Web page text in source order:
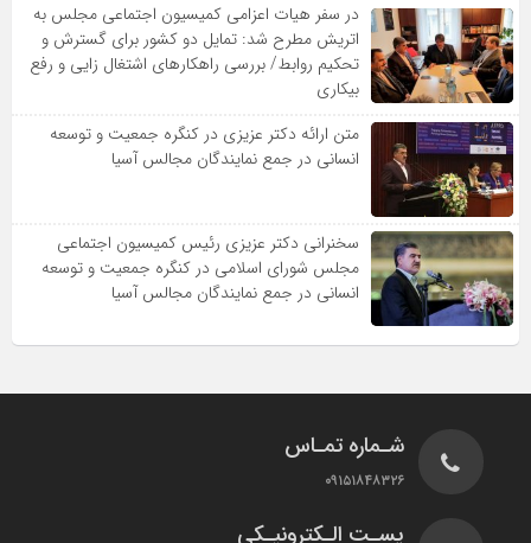
در سفر هیات اعزامی کمیسیون اجتماعی مجلس به
اتریش مطرح شد: تمایل دو کشور برای گسترش و
تحکیم روابط/ بررسی راهکارهای اشتغال زایی و رفع
بیکاری
متن ارائه دکتر عزیزى در کنگره جمعیت و توسعه
انسانى در جمع نمایندگان مجالس آسیا
سخنرانى دکتر عزیزى رئیس کمیسیون اجتماعى
مجلس شوراى اسلامى در کنگره جمعیت و توسعه
انسانى در جمع نمایندگان مجالس آسیا
شـماره تمـاس
۰۹۱۵۱۸۴۸۳۲۶
پسـت الـکترونیـکی